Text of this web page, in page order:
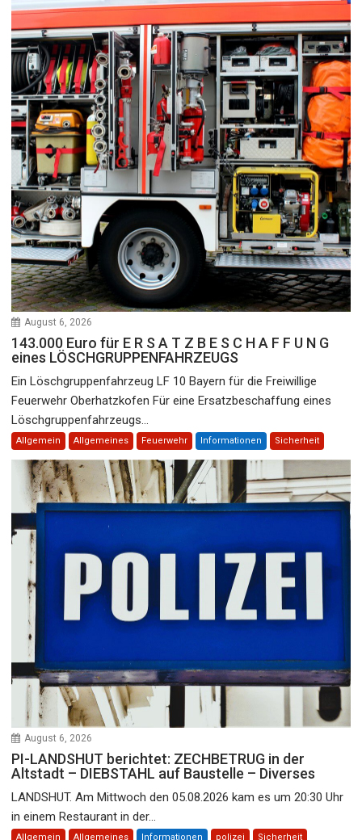
August 6, 2026
143.000 Euro für E R S A T Z B E S C H A F F U N G
eines LÖSCHGRUPPENFAHRZEUGS
Ein Löschgruppenfahrzeug LF 10 Bayern für die Freiwillige
Feuerwehr Oberhatzkofen Für eine Ersatzbeschaffung eines
Löschgruppenfahrzeugs...
Allgemein Allgemeines Feuerwehr Informationen Sicherheit
August 6, 2026
PI-LANDSHUT berichtet: ZECHBETRUG in der
Altstadt – DIEBSTAHL auf Baustelle – Diverses
LANDSHUT. Am Mittwoch den 05.08.2026 kam es um 20:30 Uhr
in einem Restaurant in der...
Allgemein Allgemeines Informationen polizei Sicherheit